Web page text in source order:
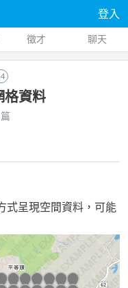
登入
徵才 聊天
格資料
篇
式呈現空間資料，可能